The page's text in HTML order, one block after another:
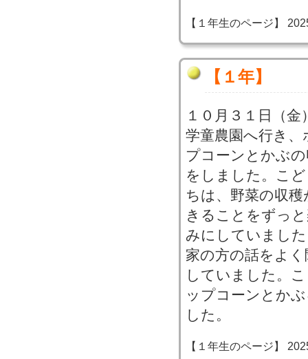
【１年生のページ】
【１年】
１０月３１日（金
学童農園へ行き、
プコーンとかぶ
をしました。こ
ちは、野菜の収穫
きることをずっ
みにしていまし
家の方の話をよ
していました。
ップコーンとか
した。
【１年生のページ】